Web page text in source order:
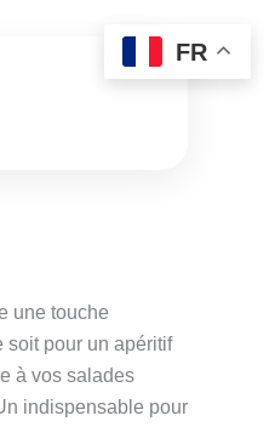
une touche
soit pour un apéritif
à vos salades
indispensable pour
FR